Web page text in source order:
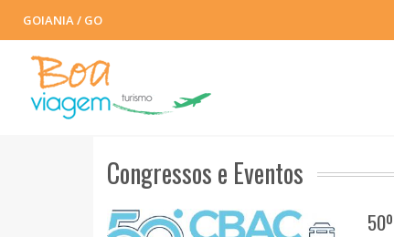
GOIANIA / GO
Congressos e Eventos